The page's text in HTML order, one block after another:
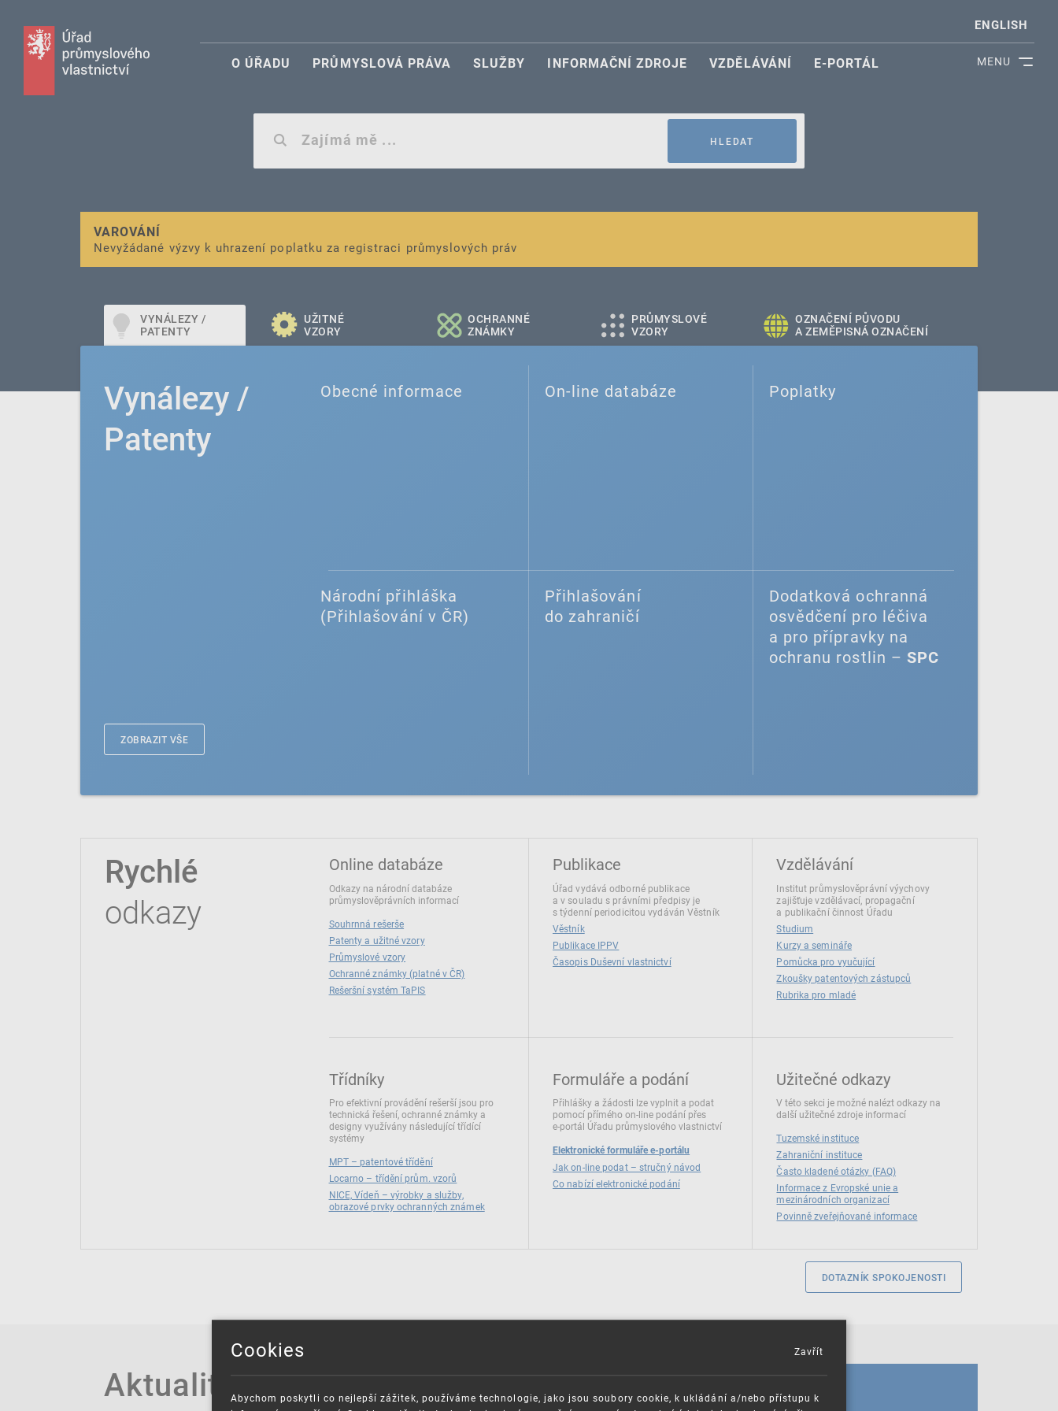
MENU
ENGLISH
O ÚŘADU PRŮMYSLOVÁ PRÁVA SLUŽBY INFORMAČNÍ ZDROJE VZDĚLÁVÁNÍ E-PORTÁL
HLEDAT
VAROVÁNÍ
Nevyžádané výzvy k uhrazení poplatku za registraci průmyslových práv
Finanční podpora
pro správu duševního vlastnictví pro malé a střední podniky
VYNÁLEZY /
PATENTY
UŽITNÉ
VZORY
OCHRANNÉ
ZNÁMKY
PRŮMYSLOVÉ
VZORY
OZNAČENÍ PŮVODU
A ZEMĚPISNÁ OZNAČENÍ
Vynálezy /
Patenty
Obecné informace On-line databáze Poplatky
Národní přihláška
(Přihlašování v ČR)
Přihlašování
do zahraničí
Dodatková ochranná
osvědčení pro léčiva
a pro přípravky na
ochranu rostlin – SPC
ZOBRAZIT VŠE
Rychlé
odkazy
Online databáze
Odkazy na národní databáze
průmyslověprávních informací
Souhrnná rešerše
Patenty a užitné vzory
Průmyslové vzory
Ochranné známky (platné v ČR)
Rešeršní systém TaPIS
Publikace
Úřad vydává odborné publikace
a v souladu s právními předpisy je
s týdenní periodicitou vydáván Věstník
Věstník
Publikace IPPV
Časopis Duševní vlastnictví
Vzdělávání
Institut průmyslověprávní výychovy
zajišťuje vzdělávací, propagační
a publikační činnost Úřadu
Studium
Kurzy a semináře
Pomůcka pro vyučující
Zkoušky patentových zástupců
Rubrika pro mladé
Třídníky
Pro efektivní provádění rešerší jsou pro
technická řešení, ochranné známky a
designy využívány následující třídící
systémy
MPT – patentové třídění
Locarno – třídění prům. vzorů
NICE, Vídeň – výrobky a služby,
obrazové prvky ochranných známek
Formuláře a podání
Přihlášky a žádosti lze vyplnit a podat
pomocí přímého on‑line podání přes
e‑portál Úřadu průmyslového vlastnictví
Elektronické formuláře e-portálu
Jak on-line podat – stručný návod
Co nabízí elektronické podání
Užitečné odkazy
V této sekci je možné nalézt odkazy na
další užitečné zdroje informací
Tuzemské instituce
Zahraniční instituce
Často kladené otázky (FAQ)
Informace z Evropské unie a
mezinárodních organizací
Povinně zveřejňované informace
DOTAZNÍK SPOKOJENOSTI
Aktuality KALENDÁŘ
Cookies
Abychom poskytli co nejlepší zážitek, používáme technologie, jako jsou soubory cookie, k ukládání a/nebo přístupu k
Zavřít